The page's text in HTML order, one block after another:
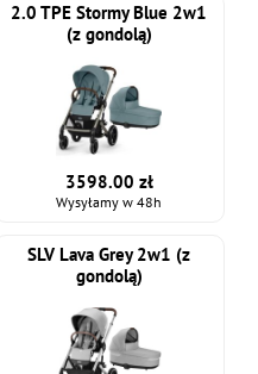
2.0 TPE Stormy Blue 2w1
(z gondolą)
3598.00 zł
Wysyłamy w 48h
SLV Lava Grey 2w1 (z
gondolą)